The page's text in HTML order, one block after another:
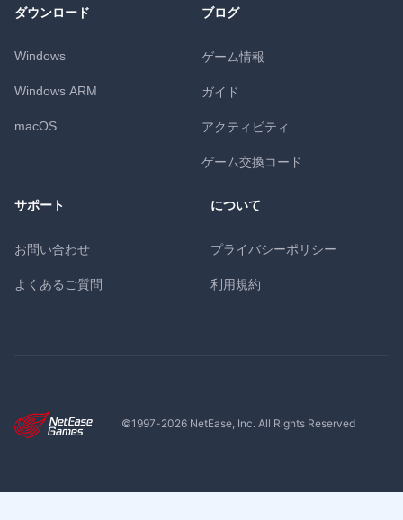
ダウンロード
Windows
Windows ARM
macOS
ブログ
ゲーム情報
ガイド
アクティビティ
ゲーム交換コード
サポート
お問い合わせ
よくあるご質問
について
プライバシーポリシー
利用規約
©1997-2026NetEase, Inc. All Rights Reserved